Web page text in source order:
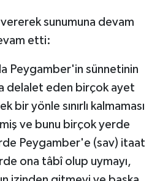
sunumuna devam
etti:
Peygamber'in sünnetinin
delalet eden birçok ayet
bir yönle sınırlı kalmaması
ve bunu birçok yerde
Peygamber'e (sav) itaat
ona tâbî olup uymayı,